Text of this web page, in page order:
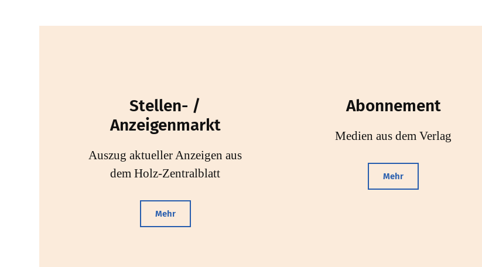
Stellen- /
Anzeigenmarkt
Auszug aktueller Anzeigen aus
dem Holz-Zentralblatt
Mehr
Abonnement
Medien aus dem Verlag
Mehr